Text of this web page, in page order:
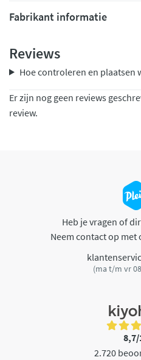
Fabrikant informatie
Reviews
Hoe controleren en plaatsen
Er zijn nog geen reviews
review.
Heb je vragen of
Neem contact op met
(ma t/m vr
8,7/
2.720